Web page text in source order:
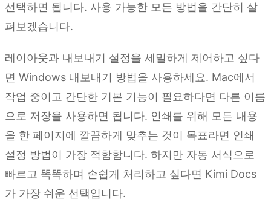
선택하면 됩니다. 사용 가능한 모든 방법을 간단히 살
펴보겠습니다.
레이아웃과 내보내기 설정을 세밀하게 제어하고 싶다
면 Windows 내보내기 방법을 사용하세요. Mac에서
작업 중이고 간단한 기본 기능이 필요하다면 다른 이름
으로 저장을 사용하면 됩니다. 인쇄를 위해 모든 내용
을 한 페이지에 깔끔하게 맞추는 것이 목표라면 인쇄
설정 방법이 가장 적합합니다. 하지만 자동 서식으로
빠르고 똑똑하며 손쉽게 처리하고 싶다면 Kimi Docs
가 가장 쉬운 선택입니다.